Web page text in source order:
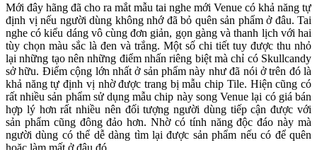
Mới đây hãng đã cho ra mắt mẫu tai nghe mới Venue có khả năng tự
định vị nếu người dùng không nhớ đã bỏ quên sản phẩm ở đâu. Tai
nghe có kiểu dáng vô cùng đơn giản, gọn gàng và thanh lịch với hai
tùy chọn màu sắc là đen và trắng. Một số chi tiết tuy được thu nhỏ
lại những tạo nên những điểm nhấn riêng biệt mà chỉ có Skullcandy
sở hữu. Điểm cộng lớn nhất ở sản phẩm này như đã nói ở trên đó là
khả năng tự định vị nhờ được trang bị mẫu chip Tile. Hiện cũng có
rất nhiều sản phẩm sử dụng mẫu chip này song Venue lại có giá bán
hợp lý hơn rất nhiều nên đối tượng người dùng tiếp cận được với
sản phẩm cũng đông đảo hơn. Nhờ có tính năng độc đáo này mà
người dùng có thể dễ dàng tìm lại được sản phẩm nếu có để quên
hoặc làm mất ở đâu đó.